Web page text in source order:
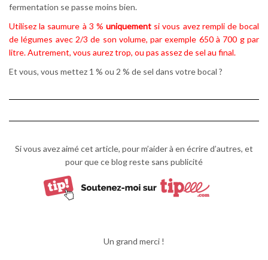
fermentation se passe moins bien.
Utilisez la saumure à 3 % uniquement si vous avez rempli de bocal
de légumes avec 2/3 de son volume, par exemple 650 à 700 g par
litre. Autrement, vous aurez trop, ou pas assez de sel au final.
Et vous, vous mettez 1 % ou 2 % de sel dans votre bocal ?
Si vous avez aimé cet article, pour m’aider à en écrire d’autres, et
pour que ce blog reste sans publicité
Un grand merci !